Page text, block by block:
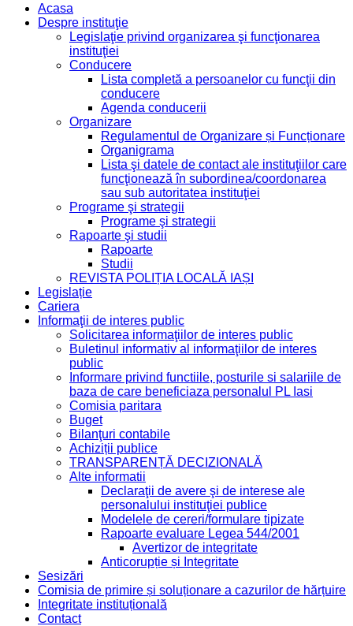
Acasa
Despre instituţie
Legislaţie privind organizarea şi funcţionarea
instituţiei
Conducere
Lista completă a persoanelor cu funcţii din
conducere
Agenda conducerii
Organizare
Regulamentul de Organizare și Funcționare
Organigrama
Lista şi datele de contact ale instituţiilor care
funcţionează în subordinea/coordonarea
sau sub autoritatea instituţiei
Programe şi strategii
Programe şi strategii
Rapoarte şi studii
Rapoarte
Studii
REVISTA POLIȚIA LOCALĂ IAȘI
Legislație
Cariera
Informaţii de interes public
Solicitarea informaţiilor de interes public
Buletinul informativ al informaţiilor de interes
public
Informare privind functiile, posturile si salariile de
baza de care beneficiaza personalul PL Iasi
Comisia paritara
Buget
Bilanţuri contabile
Achiziții publice
TRANSPARENȚĂ DECIZIONALĂ
Alte informatii
Declaraţii de avere şi de interese ale
personalului instituţiei publice
Modelele de cereri/formulare tipizate
Rapoarte evaluare Legea 544/2001
Avertizor de integritate
Anticorupție și Integritate
Sesizări
Comisia de primire și soluționare a cazurilor de hărțuire
Integritate instituțională
Contact